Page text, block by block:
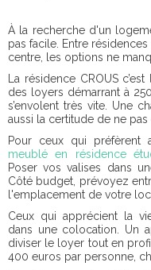
À la recherche d'un
pas facile. Entre
centre, les options ne
La résidence CROUS c’est
des loyers démarrant à
s’envolent très vite. Une
aussi la certitude de ne pas
Pour ceux qui préfèrent
meublé en résidence
Poser vos valises dans
Côté budget, prévoyez
l'emplacement de votre
Ceux qui apprécient la
dans une colocation. Un
diviser le loyer tout en
400 euros par personne,